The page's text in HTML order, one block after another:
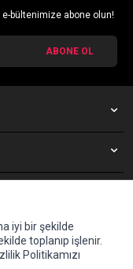
bültenimize abone olun!
ABONE OL
iyi bir şekilde
toplanıp işlenir.
Politikamızı